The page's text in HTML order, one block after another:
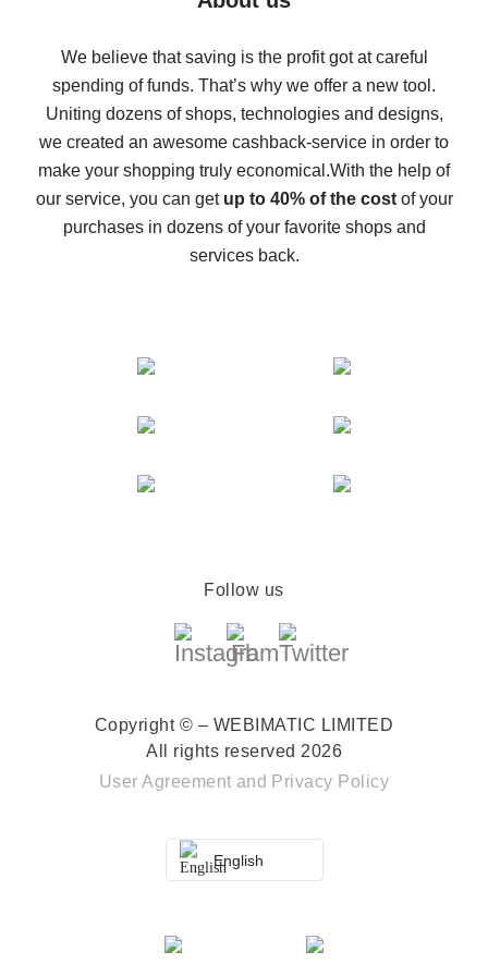
back
10% cash back on AliExpress - the impossible is
possible
The best cash back on AliExpress - how to find it
The best cash back service for AliExpress - let's
compare offers
We believe that saving is the profit got at careful
spending of funds. That’s why we offer a new tool.
Uniting dozens of shops, technologies and designs,
we created an awesome cashback-service in order to
make your shopping truly economical.With the help of
our service, you can get up to 40% of the costof your
purchases in dozens of your favorite shops and
services back.
Follow us
Copyright © – WEBIMATIC LIMITED
All rights reserved 2026
User Agreement and Privacy Policy
English